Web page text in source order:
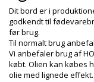
Dit bord er i
godkendt til
før brug.
Til normalt brug
Vi anbefaler brug af
købt. Olien kan købes
olie med lignede effekt.